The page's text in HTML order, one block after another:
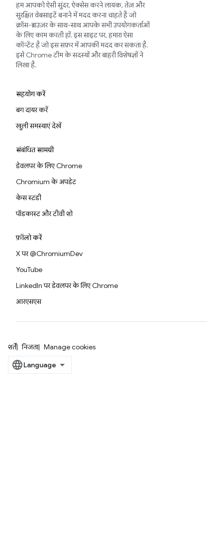
हम आपको ऐसी सुंदर, ऐक्सेस करने लायक, तेज़ और
सुरक्षित वेबसाइटें बनाने में मदद करना चाहते हैं जो
क्रॉस-ब्राउज़र के साथ-साथ आपके सभी उपयोगकर्ताओं
के लिए काम करती हों. इस साइट पर, हमारा ऐसा
कॉन्टेंट है जो इस सफ़र में आपकी मदद कर सकता है.
इसे Chrome टीम के सदस्यों और बाहरी विशेषज्ञों ने
लिखा है.
सहयोग करें
बग दायर करें
खुली समस्याएं देखें
संबंधित सामग्री
डेवलपर के लिए Chrome
Chromium के अपडेट
केस स्टडी
पॉडकास्ट और टीवी शो
फ़ॉलो करें
X पर @ChromiumDev
YouTube
LinkedIn पर डेवलपर के लिए Chrome
आरएसएस
शर्तें निजता Manage cookies